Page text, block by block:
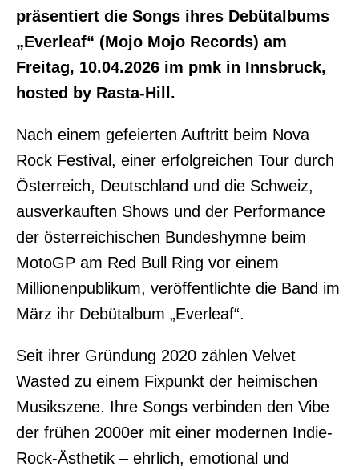
präsentiert die Songs ihres Debütalbums
„Everleaf“ (Mojo Mojo Records) am
Freitag, 10.04.2026 im pmk in Innsbruck,
hosted by Rasta-Hill.
Nach einem gefeierten Auftritt beim Nova
Rock Festival, einer erfolgreichen Tour durch
Österreich, Deutschland und die Schweiz,
ausverkauften Shows und der Performance
der österreichischen Bundeshymne beim
MotoGP am Red Bull Ring vor einem
Millionenpublikum, veröffentlichte die Band im
März ihr Debütalbum „Everleaf“.
Seit ihrer Gründung 2020 zählen Velvet
Wasted zu einem Fixpunkt der heimischen
Musikszene. Ihre Songs verbinden den Vibe
der frühen 2000er mit einer modernen Indie-
Rock-Ästhetik – ehrlich, emotional und